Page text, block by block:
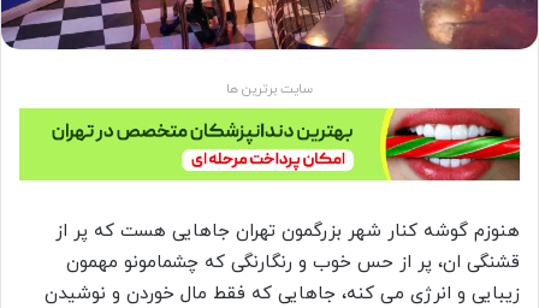
سایت برترین ها
هنوزم گوشه کنار شهر بزرگمون تهران جاهایی هست که پر از
قشنگی ان، پر از حس خوب و رنگارنگی که چشمامونو مهمون
زیبایی و انرژی می کنه، جاهایی که فقط مال خوردن و نوشیدن